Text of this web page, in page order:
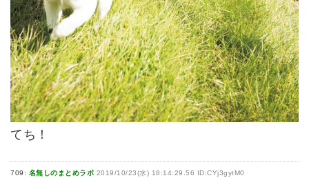
てち！
709: 名無しのまとめラボ 2019/10/23(水) 18:14:29.56 ID:CYj3gytM0